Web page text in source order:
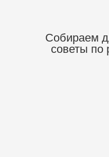
Собираем
советы по